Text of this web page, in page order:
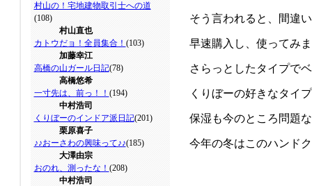
村山の！宅地建物取引士への道
(108)
村山直也
カトウだョ！全員集合！ (103)
加藤幸江
高橋の山ガール日記(78)
高橋悠希
一寸先は、前っ！！ (194)
中村浩司
くりぼーのインドア派日記(201)
栗原喜子
♪♪おーさわの興味って♪♪(185)
大澤由宗
おのれ、測ったな！ (208)
中村浩司
そう言われると、間違
早速購入し、使ってみ
さらっとしたタイプで
くりぼーの好きなタイ
保湿も今のところ問題
今年の冬はこのハンド